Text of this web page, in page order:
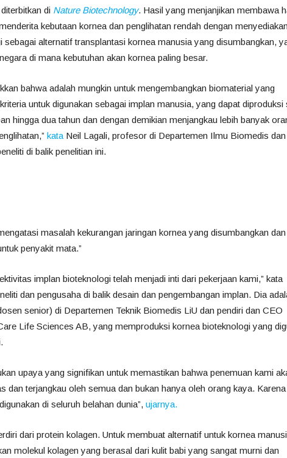
di Nature Biotechnology. Hasil yang menjanjikan membawa
kebutaan kornea dan penglihatan rendah dengan menyediakan
sebagai alternatif transplantasi kornea manusia yang disumbangkan,
di mana kebutuhan akan kornea paling besar.
bahwa adalah mungkin untuk mengembangkan biomaterial yang
untuk digunakan sebagai implan manusia, yang dapat diproduksi
hingga dua tahun dan dengan demikian menjangkau lebih banyak
kataNeil Lagali, profesor di Departemen Ilmu Biomedis dan
di balik penelitian ini.
masalah kekurangan jaringan kornea yang disumbangkan
penyakit mata.”
implan bioteknologi telah menjadi inti dari pekerjaan kami,” kata
dan pengusaha di balik desain dan pengembangan implan. Dia
senior) di Departemen Teknik Biomedis LiU dan pendiri dan CEO
Life Sciences AB, yang memproduksi kornea bioteknologi yang
upaya yang signifikan untuk memastikan bahwa penemuan kami
dan terjangkau oleh semua dan bukan hanya oleh orang kaya. Karena
di seluruh belahan dunia”, ujarnya.
dari protein kolagen. Untuk membuat alternatif untuk kornea
molekul kolagen yang berasal dari kulit babi yang sangat murni dan